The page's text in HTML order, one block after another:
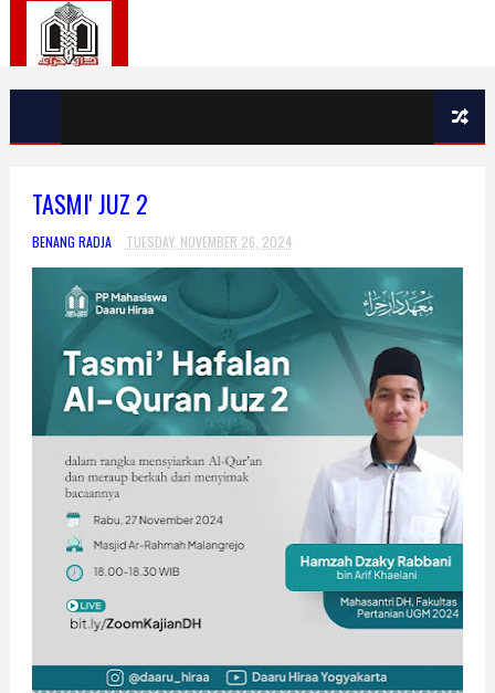
TASMI' JUZ 2
BENANG RADJA TUESDAY, NOVEMBER 26, 2024